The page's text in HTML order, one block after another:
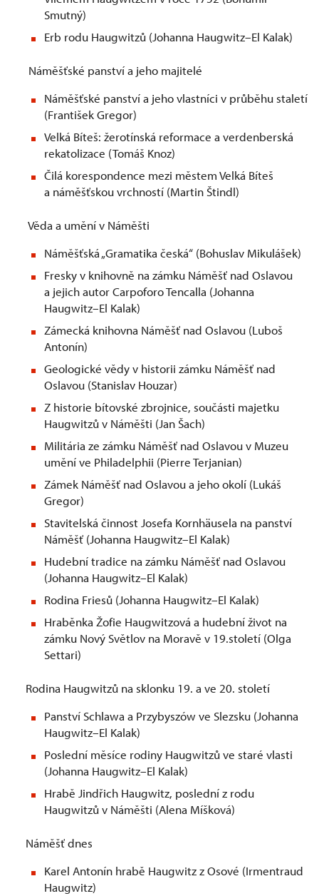
Smutný)
Erb rodu Haugwitzů (Johanna Haugwitz–El Kalak)
Náměšťské panství a jeho majitelé
Náměšťské panství a jeho vlastníci v průběhu staletí
(František Gregor)
Velká Bíteš: žerotínská reformace a verdenberská
rekatolizace (Tomáš Knoz)
Čilá korespondence mezi městem Velká Bíteš
a náměšťskou vrchností (Martin Štindl)
Věda a umění v Náměšti
Náměšťská „Gramatika česká“ (Bohuslav Mikulášek)
Fresky v knihovně na zámku Náměšť nad Oslavou
a jejich autor Carpoforo Tencalla (Johanna
Haugwitz–El Kalak)
Zámecká knihovna Náměšť nad Oslavou (Luboš
Antonín)
Geologické vědy v historii zámku Náměšť nad
Oslavou (Stanislav Houzar)
Z historie bítovské zbrojnice, součásti majetku
Haugwitzů v Náměšti (Jan Šach)
Militária ze zámku Náměšť nad Oslavou v Muzeu
umění ve Philadelphii (Pierre Terjanian)
Zámek Náměšť nad Oslavou a jeho okolí (Lukáš
Gregor)
Stavitelská činnost Josefa Kornhäusela na panství
Náměšť (Johanna Haugwitz–El Kalak)
Hudební tradice na zámku Náměšť nad Oslavou
(Johanna Haugwitz–El Kalak)
Rodina Friesů (Johanna Haugwitz–El Kalak)
Hraběnka Žofie Haugwitzová a hudební život na
zámku Nový Světlov na Moravě v 19.století (Olga
Settari)
Rodina Haugwitzů na sklonku 19. a ve 20. století
Panství Schlawa a Przybyszów ve Slezsku (Johanna
Haugwitz–El Kalak)
Poslední měsíce rodiny Haugwitzů ve staré vlasti
(Johanna Haugwitz–El Kalak)
Hrabě Jindřich Haugwitz, poslední z rodu
Haugwitzů v Náměšti (Alena Míšková)
Náměšť dnes
Karel Antonín hrabě Haugwitz z Osové (Irmentraud
Haugwitz)